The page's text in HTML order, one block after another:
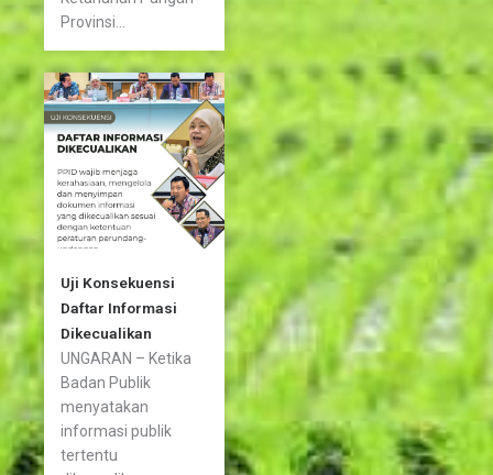
Provinsi...
Uji Konsekuensi
Daftar Informasi
Dikecualikan
UNGARAN – Ketika
Badan Publik
menyatakan
informasi publik
tertentu